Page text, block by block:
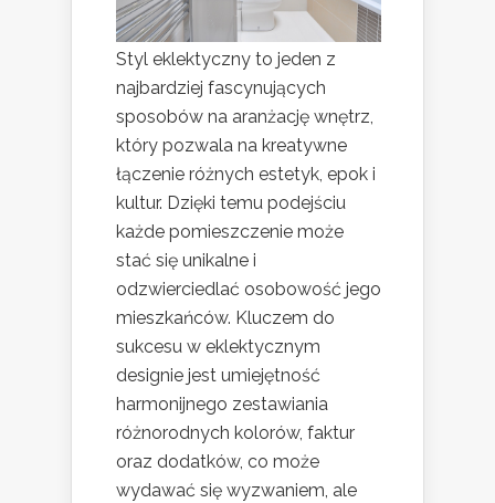
Styl eklektyczny to jeden z
najbardziej fascynujących
sposobów na aranżację wnętrz,
który pozwala na kreatywne
łączenie różnych estetyk, epok i
kultur. Dzięki temu podejściu
każde pomieszczenie może
stać się unikalne i
odzwierciedlać osobowość jego
mieszkańców. Kluczem do
sukcesu w eklektycznym
designie jest umiejętność
harmonijnego zestawiania
różnorodnych kolorów, faktur
oraz dodatków, co może
wydawać się wyzwaniem, ale